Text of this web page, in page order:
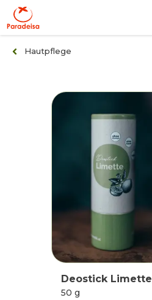
Hautpflege
Deostick Limette
50 g